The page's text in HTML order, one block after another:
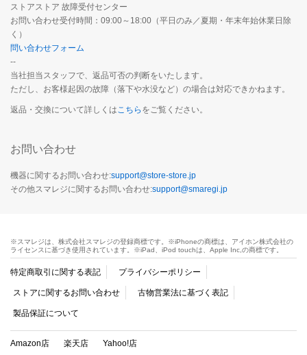
ストアストア 故障受付センター
お問い合わせ受付時間：09:00～18:00（平日のみ／夏期・年末年始休業日除
く）
問い合わせフォーム
--
当社担当スタッフで、返品可否の判断をいたします。
ただし、お客様起因の故障（落下や水没など）の場合は対応できかねます。
返品・交換について詳しくはこちら をご覧ください。
お問い合わせ
機器に関するお問い合わせ:support@store-store.jp
その他スマレジに関するお問い合わせ:support@smaregi.jp
※スマレジは、株式会社スマレジの登録商標です。※iPhoneの商標は、アイホン株式会社の
ライセンスに基づき使用されています。※iPad、iPod touchは、Apple Inc,の商標です。
特定商取引に関する表記 プライバシーポリシー
ストアに関するお問い合わせ 古物営業法に基づく表記
製品保証について
Amazon店 楽天店 Yahoo!店